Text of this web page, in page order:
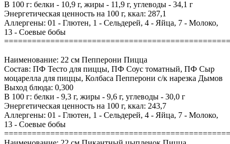
В 100 г: белки - 10,9 г, жиры - 11,9 г, углеводы - 34,1 г
Энергетическая ценность на 100 г, ккал: 287,1
Аллергены: 01 - Глютен, 1 - Сельдерей, 4 - Яйца, 7 - Молоко,
13 - Соевые бобы
Наименование: 22 см Пепперони Пицца
Состав: ПФ Тесто для пиццы, ПФ Соус томатный, ПФ Сыр
моцарелла для пиццы, Колбаса Пепперони с/к нарезка Дымов
Выход блюда: 0,300
В 100 г: белки - 9,3 г, жиры - 9,6 г, углеводы - 30,0 г
Энергетическая ценность на 100 г, ккал: 243,7
Аллергены: 01 - Глютен, 1 - Сельдерей, 4 - Яйца, 7 - Молоко,
13 - Соевые бобы